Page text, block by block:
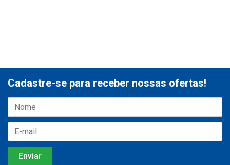
Cadastre-se para receber nossas ofertas!